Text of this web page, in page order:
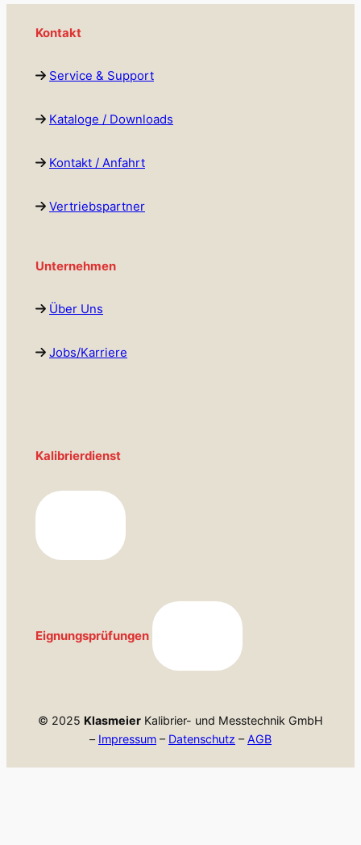
Kontakt
Service & Support
Kataloge / Downloads
Kontakt / Anfahrt
Vertriebspartner
Unternehmen
Über Uns
Jobs/Karriere
Kalibrierdienst
Eignungsprüfungen
© 2025 Klasmeier Kalibrier- und Messtechnik GmbH
– Impressum – Datenschutz – AGB